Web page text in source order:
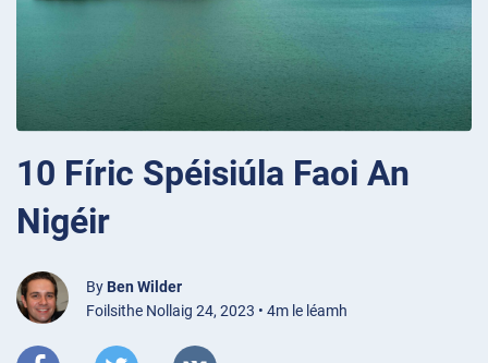
10 Fíric Spéisiúla Faoi An
Nigéir
By Ben Wilder
Foilsithe Nollaig 24, 2023 • 4m le léamh